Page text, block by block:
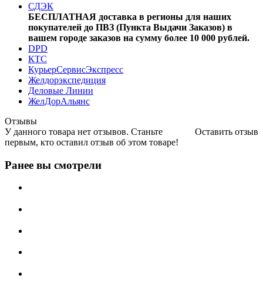
СДЭК
БЕСПЛАТНАЯ доставка в регионы для наших
покупателей до ПВЗ (Пункта Выдачи Заказов) в
вашем городе заказов на сумму более 10 000 рублей.
DPD
КТС
КурьерСервисЭкспресс
Желдорэкспедиция
Деловые Линии
ЖелДорАльянс
Отзывы
Оставить отзыв
У данного товара нет отзывов. Станьте
первым, кто оставил отзыв об этом товаре!
Ранее вы смотрели